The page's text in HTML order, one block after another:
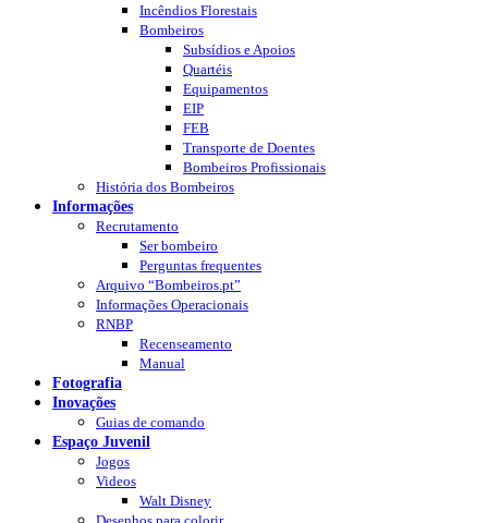
Incêndios Florestais
Bombeiros
Subsídios e Apoios
Quartéis
Equipamentos
EIP
FEB
Transporte de Doentes
Bombeiros Profissionais
História dos Bombeiros
Informações
Recrutamento
Ser bombeiro
Perguntas frequentes
Arquivo “Bombeiros.pt”
Informações Operacionais
RNBP
Recenseamento
Manual
Fotografia
Inovações
Guias de comando
Espaço Juvenil
Jogos
Videos
Walt Disney